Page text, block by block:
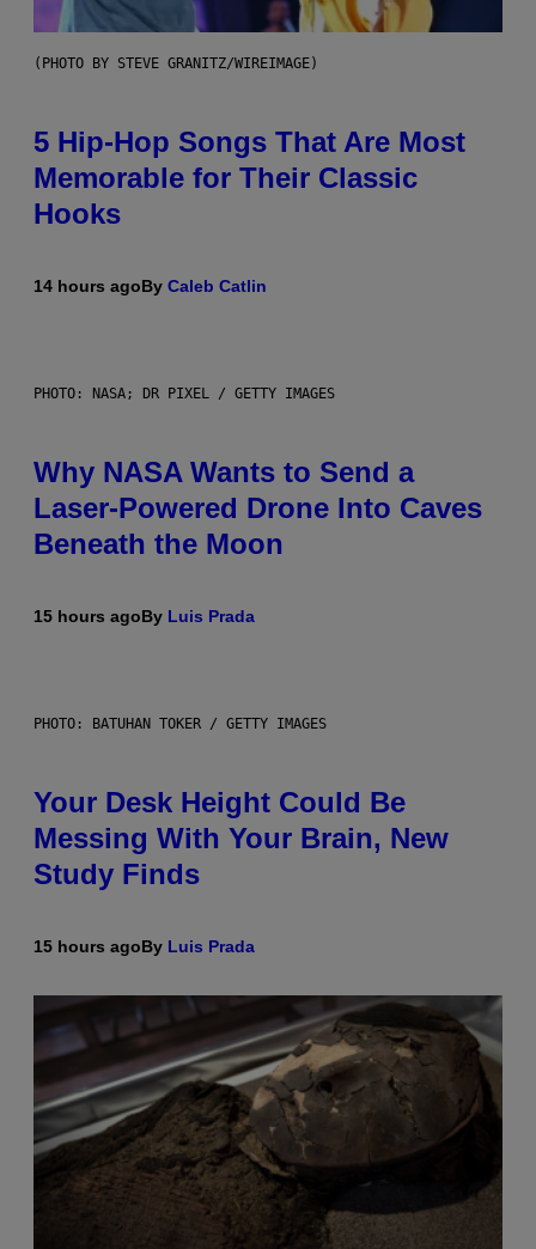
(PHOTO BY STEVE GRANITZ/WIREIMAGE)
5 Hip-Hop Songs That Are Most
Memorable for Their Classic
Hooks
14 hours agoBy Caleb Catlin
PHOTO: NASA; DR PIXEL / GETTY IMAGES
Why NASA Wants to Send a
Laser-Powered Drone Into Caves
Beneath the Moon
15 hours agoBy Luis Prada
PHOTO: BATUHAN TOKER / GETTY IMAGES
Your Desk Height Could Be
Messing With Your Brain, New
Study Finds
15 hours agoBy Luis Prada